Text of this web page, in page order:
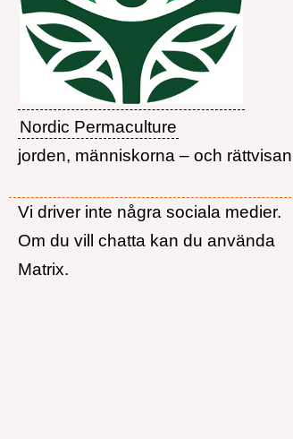
Nordic Permaculture
jorden, människorna – och rättvisan
Vi driver inte några sociala medier.
Om du vill chatta kan du använda
Matrix.